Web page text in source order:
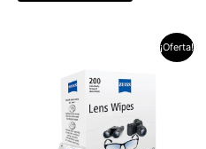
¡Oferta!
era:
$100.000.
es:
$80.000.